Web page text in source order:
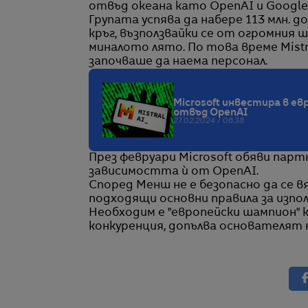
отвъд океана като OpenAI и
Групата успява да набере 113 млн.
кръг, възползвайки се от огромния
миналото лято. По това време
започваше да наема персонал.
Microsoft инвестира в
отвъд OpenAI
27.02.2024 / 06:38
През февруари Microsoft обяви
зависимостта ѝ от OpenAI.
Според Менш не е безопасно да се
подходящи основни правила за
Необходим е "европейски шампион"
конкуренция, допълва